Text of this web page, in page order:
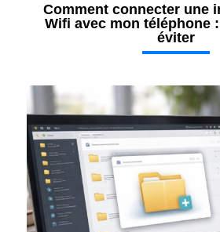
Comment connecter une
Wifi avec mon téléphone
éviter